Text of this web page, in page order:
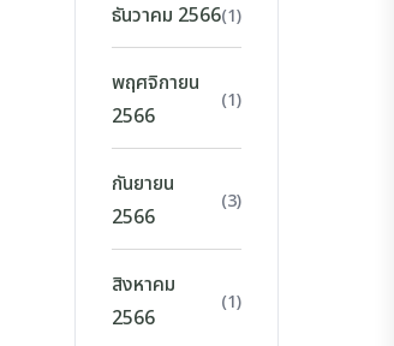
ธันวาคม 2566(1)
พฤศจิกายน
2566
(1)
กันยายน
2566
(3)
สิงหาคม
2566
(1)